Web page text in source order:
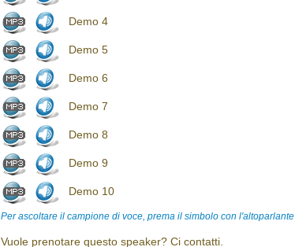
Demo 4
Demo 5
Demo 6
Demo 7
Demo 8
Demo 9
Demo 10
Per ascoltare il campione di voce, prema il simbolo con l'altoparlante
Vuole prenotare questo speaker? Ci contatti.